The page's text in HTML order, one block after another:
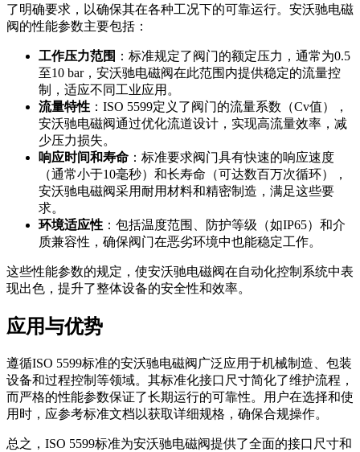
了明确要求，以确保其在各种工况下的可靠运行。安沃驰电磁
阀的性能参数主要包括：
工作压力范围 ：标准规定了阀门的额定压力，通常为0.5
至10 bar，安沃驰电磁阀在此范围内提供稳定的流量控
制，适应不同工业应用。
流量特性 ：ISO 5599定义了阀门的流量系数（Cv值），
安沃驰电磁阀通过优化流道设计，实现高流量效率，减
少压力损失。
响应时间和寿命 ：标准要求阀门具有快速的响应速度
（通常小于10毫秒）和长寿命（可达数百万次循环），
安沃驰电磁阀采用耐用材料和精密制造，满足这些要
求。
环境适应性 ：包括温度范围、防护等级（如IP65）和介
质兼容性，确保阀门在恶劣环境中也能稳定工作。
这些性能参数的规定，使安沃驰电磁阀在自动化控制系统中表
现出色，提升了整体设备的安全性和效率。
应用与优势
遵循ISO 5599标准的安沃驰电磁阀广泛应用于机械制造、包装
设备和过程控制等领域。其标准化接口尺寸简化了维护流程，
而严格的性能参数保证了长期运行的可靠性。用户在选择和使
用时，应参考标准文档以获取详细规格，确保合规操作。
总之，ISO 5599标准为安沃驰电磁阀提供了全面的接口尺寸和